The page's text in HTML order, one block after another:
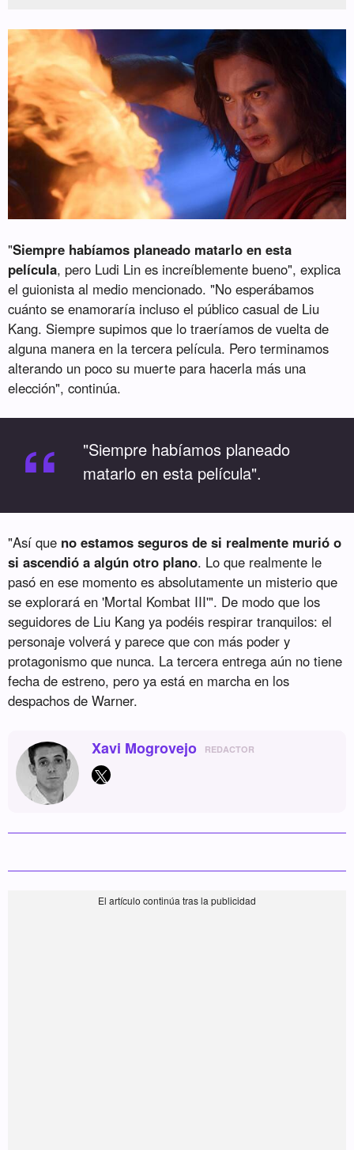
"Siempre habíamos planeado matarlo en esta
película, pero Ludi Lin es increíblemente bueno", explica
el guionista al medio mencionado. "No esperábamos
cuánto se enamoraría incluso el público casual de Liu
Kang. Siempre supimos que lo traeríamos de vuelta de
alguna manera en la tercera película. Pero terminamos
alterando un poco su muerte para hacerla más una
elección", continúa.
“
"Siempre habíamos planeado
matarlo en esta película".
"Así que no estamos seguros de si realmente murió o
si ascendió a algún otro plano. Lo que realmente le
pasó en ese momento es absolutamente un misterio que
se explorará en 'Mortal Kombat III'". De modo que los
seguidores de Liu Kang ya podéis respirar tranquilos: el
personaje volverá y parece que con más poder y
protagonismo que nunca. La tercera entrega aún no tiene
fecha de estreno, pero ya está en marcha en los
despachos de Warner.
Xavi Mogrovejo REDACTOR